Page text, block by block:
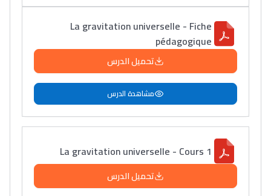
La gravitation universelle - Fiche
pédagogique
تحميل الدرس
مشاهدة الدرس
La gravitation universelle - Cours 1
تحميل الدرس